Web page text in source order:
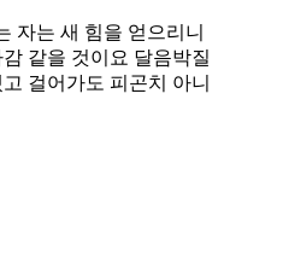
자는 새 힘을 얻으리니
같을 것이요 달음박질
걸어가도 피곤치 아니